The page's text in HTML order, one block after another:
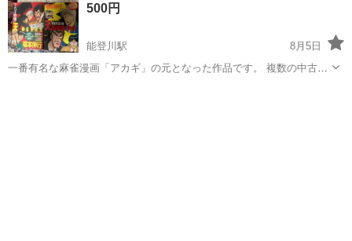
気の工場のお仕事 ◇トラクタ...
500円
能登川駅
8月5日
一番有名な麻雀漫画「アカギ」の元となった作品です。 複数の中古書